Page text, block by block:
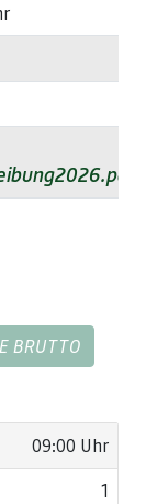
BRUTTO
09:00 Uhr
1